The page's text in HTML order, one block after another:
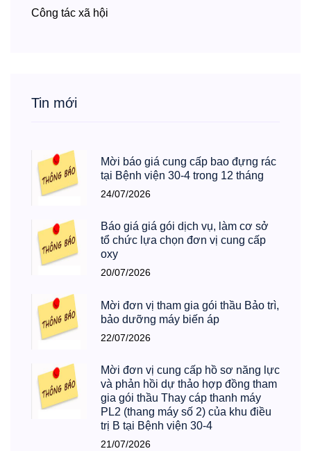
Công tác xã hội
Tin mới
Mời báo giá cung cấp bao đựng rác
tại Bệnh viện 30-4 trong 12 tháng
24/07/2026
Báo giá giá gói dịch vụ, làm cơ sở
tổ chức lựa chọn đơn vị cung cấp
oxy
20/07/2026
Mời đơn vị tham gia gói thầu Bảo trì,
bảo dưỡng máy biến áp
22/07/2026
Mời đơn vị cung cấp hồ sơ năng lực
và phản hồi dự thảo hợp đồng tham
gia gói thầu Thay cáp thanh máy
PL2 (thang máy số 2) của khu điều
trị B tại Bệnh viện 30-4
21/07/2026